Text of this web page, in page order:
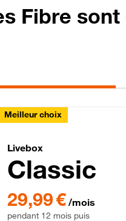
Fibre
Fibre
Meilleur choix
Livebox
Livebox
Classic
29,99 € par mois pendant 12
29,99 € /mois
pendant 12 mois puis